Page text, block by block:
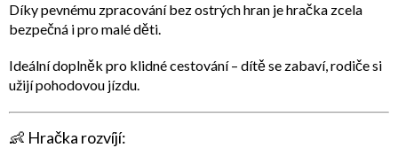
Díkypevnému zpracování bez ostrých hran je hračka zcela
bezpečná i pro malé děti.
Ideální doplněk pro klidné cestování – dítě se zabaví, rodiče si
užijí pohodovou jízdu.
👶 Hračka rozvíjí: